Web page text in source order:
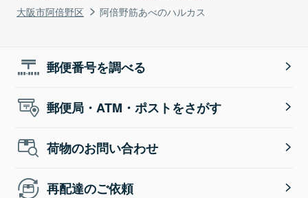
大阪市阿倍野区
阿倍野筋あべのハルカス
郵便番号を調べる
郵便局・ATM・ポストをさがす
荷物のお問い合わせ
再配達のご依頼